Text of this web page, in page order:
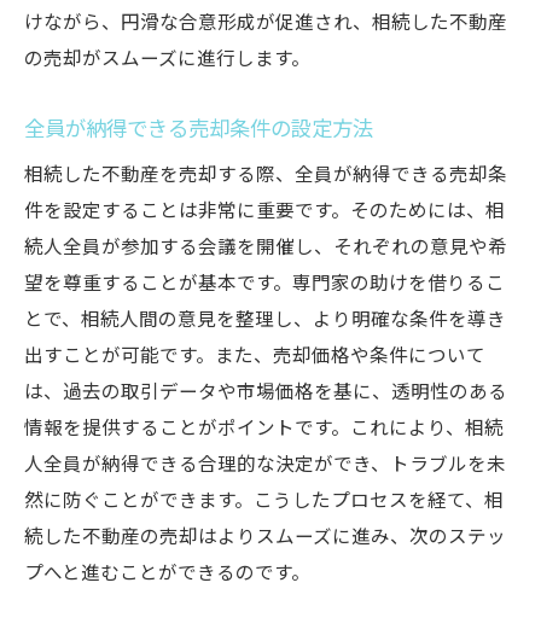
けながら、円滑な合意形成が促進され、相続した不動産
の売却がスムーズに進行します。
全員が納得できる売却条件の設定方法
相続した不動産を売却する際、全員が納得できる売却条
件を設定することは非常に重要です。そのためには、相
続人全員が参加する会議を開催し、それぞれの意見や希
望を尊重することが基本です。専門家の助けを借りるこ
とで、相続人間の意見を整理し、より明確な条件を導き
出すことが可能です。また、売却価格や条件について
は、過去の取引データや市場価格を基に、透明性のある
情報を提供することがポイントです。これにより、相続
人全員が納得できる合理的な決定ができ、トラブルを未
然に防ぐことができます。こうしたプロセスを経て、相
続した不動産の売却はよりスムーズに進み、次のステッ
プへと進むことができるのです。